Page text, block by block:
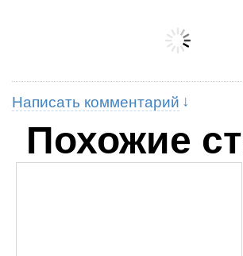
Написать комментарий
Похожие